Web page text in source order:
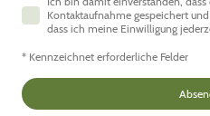
Kontaktaufnahme gespeichert
dass ich meine Einwilligung
* Kennzeichnet erforderliche Felder